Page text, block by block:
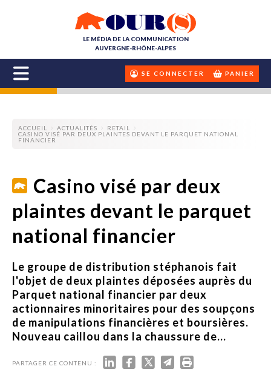
LE MÉDIA DE LA COMMUNICATION
AUVERGNE-RHÔNE-ALPES
SE CONNECTER PANIER
ACCUEIL ACTUALITÉS
RETAIL
CASINO VISÉ PAR DEUX PLAINTES DEVANT LE PARQUET NATIONAL
FINANCIER
Casino visé par deux
plaintes devant le parquet
national financier
Le groupe de distribution stéphanois fait
l'objet de deux plaintes déposées auprès du
Parquet national financier par deux
actionnaires minoritaires pour des soupçons
de manipulations financières et boursières.
Nouveau caillou dans la chaussure de...
PARTAGER CE CONTENU :